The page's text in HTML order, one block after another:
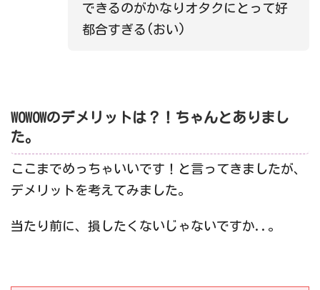
できるのがかなりオタクにとって好
都合すぎる(おい)
WOWOWのデメリットは？！ちゃんとありまし
た。
ここまでめっちゃいいです！と言ってきましたが、
デメリットを考えてみました。
当たり前に、損したくないじゃないですか..。